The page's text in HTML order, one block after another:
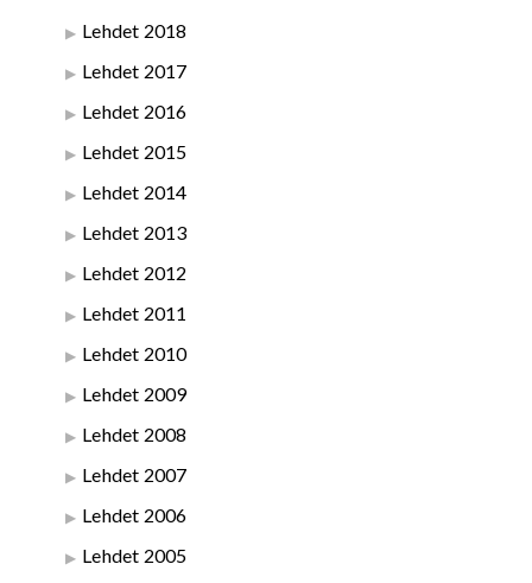
Lehdet 2018
Lehdet 2017
Lehdet 2016
Lehdet 2015
Lehdet 2014
Lehdet 2013
Lehdet 2012
Lehdet 2011
Lehdet 2010
Lehdet 2009
Lehdet 2008
Lehdet 2007
Lehdet 2006
Lehdet 2005